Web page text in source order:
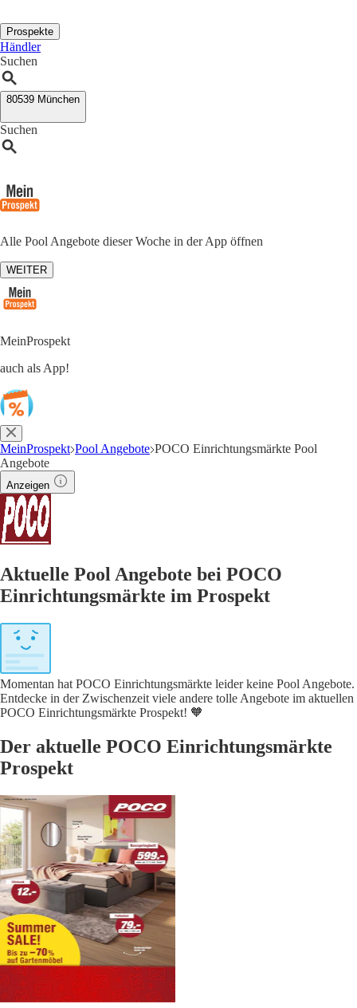
Prospekte
Händler
Suchen
80539 München
Suchen
Alle Pool Angebote dieser Woche in der App öffnen
WEITER
MeinProspekt
auch als App!
MeinProspekt Pool Angebote POCO Einrichtungsmärkte Pool
Angebote
Anzeigen
Aktuelle Pool Angebote bei POCO
Einrichtungsmärkte im Prospekt
Momentan hat POCO Einrichtungsmärkte leider keine Pool Angebote.
Entdecke in der Zwischenzeit viele andere tolle Angebote im aktuellen
POCO Einrichtungsmärkte Prospekt! 🧡
Der aktuelle POCO Einrichtungsmärkte
Prospekt